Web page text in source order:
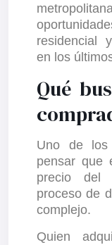
residencial
en los
Qué
Uno de los
pensar que
precio del
proceso de
complejo.
Quien